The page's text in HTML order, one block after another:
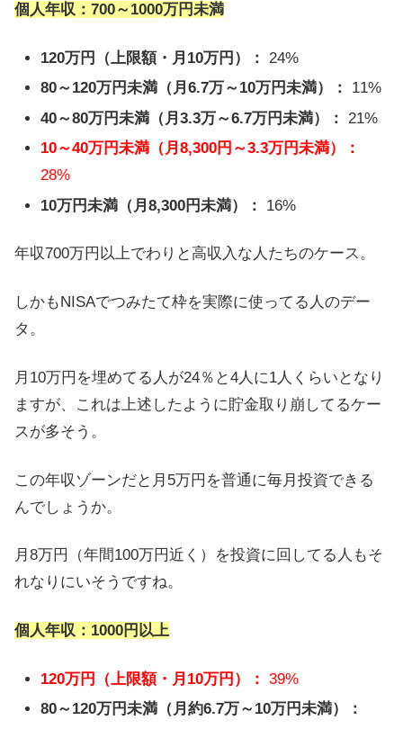
個人年収：700～1000万円未満
120万円（上限額・月10万円）： 24%
80～120万円未満（月6.7万～10万円未満）：
11%
40～80万円未満（月3.3万～6.7万円未満）：
21%
10～40万円未満（月8,300円～3.3万円未満）：
28%
10万円未満（月8,300円未満）：
16%
年収700万円以上でわりと高収入な人たちのケース。
しかもNISAでつみたて枠を実際に使ってる人のデー
タ。
月10万円を埋めてる人が24％と4人に1人くらいとなり
ますが、これは上述したように貯金取り崩してるケー
スが多そう。
この年収ゾーンだと月5万円を普通に毎月投資できる
んでしょうか。
月8万円（年間100万円近く）を投資に回してる人もそ
れなりにいそうですね。
個人年収：1000円以上
120万円（上限額・月10万円）： 39%
80～120万円未満（月約6.7万～10万円未満）：